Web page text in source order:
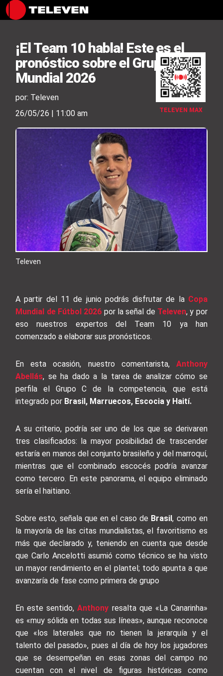
TELEVEN MAX
¡El Team 10 habla! Este es el
pronóstico sobre el Grupo C del
Mundial 2026
por: Televen
26/05/26 | 11:00 am
Televen
A partir del 11 de junio podrás disfrutar de la Copa
Mundial de Fútbol 2026 por la señal de Televen, y por
eso nuestros expertos del Team 10 ya han
comenzado a elaborar sus pronósticos.
En esta ocasión, nuestro comentarista, Anthony
Abellás, se ha dado a la tarea de analizar cómo se
perfila el Grupo C de la competencia, que está
integrado por Brasil, Marruecos, Escocia y Haití.
A su criterio, podría ser uno de los que se derivaren
tres clasificados: la mayor posibilidad de trascender
estaría en manos del conjunto brasileño y del marroquí,
mientras que el combinado escocés podría avanzar
como tercero. En este panorama, el equipo eliminado
sería el haitiano.
Sobre esto, señala que en el caso de Brasil, como en
la mayoría de las citas mundialistas, el favoritismo es
más que declarado y, teniendo en cuenta que desde
que Carlo Ancelotti asumió como técnico se ha visto
un mayor rendimiento en el plantel; todo apunta a que
avanzaría de fase como primera de grupo
En este sentido,Anthony resalta que «La Canarinha»
es «muy sólida en todas sus líneas», aunque reconoce
que «los laterales que no tienen la jerarquía y el
talento del pasado», pues al día de hoy los jugadores
que se desempeñan en esas zonas del campo no
cuentan con el nivel de figuras históricas como